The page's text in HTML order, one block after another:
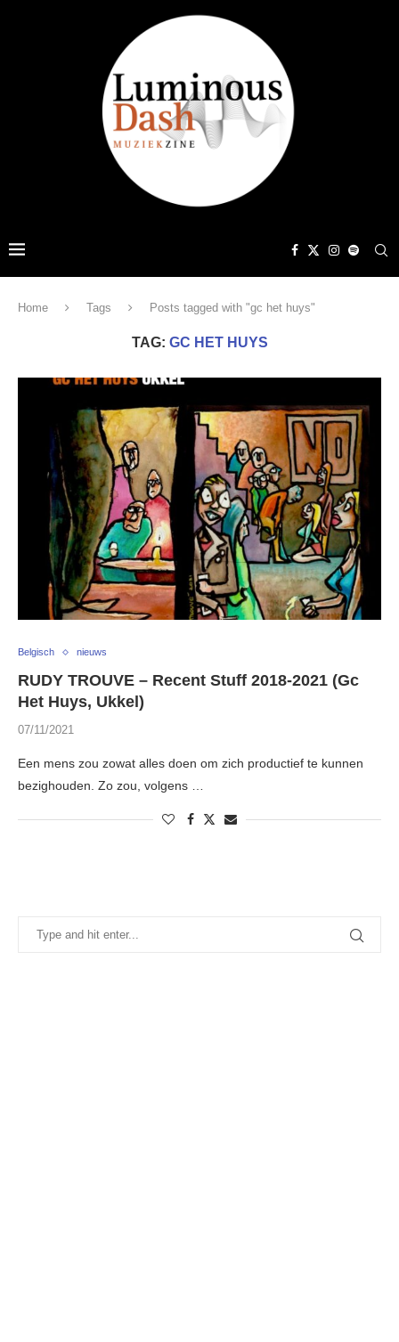
Home Tags Posts tagged with "gc het huys"
TAG: GC HET HUYS
Belgisch nieuws
RUDY TROUVE – Recent Stuff 2018-2021 (Gc
Het Huys, Ukkel)
07/11/2021
Een mens zou zowat alles doen om zich productief te kunnen
bezighouden. Zo zou, volgens …